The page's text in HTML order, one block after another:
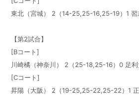
東北（宮城） 2（14-25,25-16,25-19）1 習
【第2試合】
[Bコート]
川崎橘（神奈川） 2（25-18,25-16）0 足利
[Cコート]
昇陽（大阪） 2（19-25,25-22,25-22）1 正